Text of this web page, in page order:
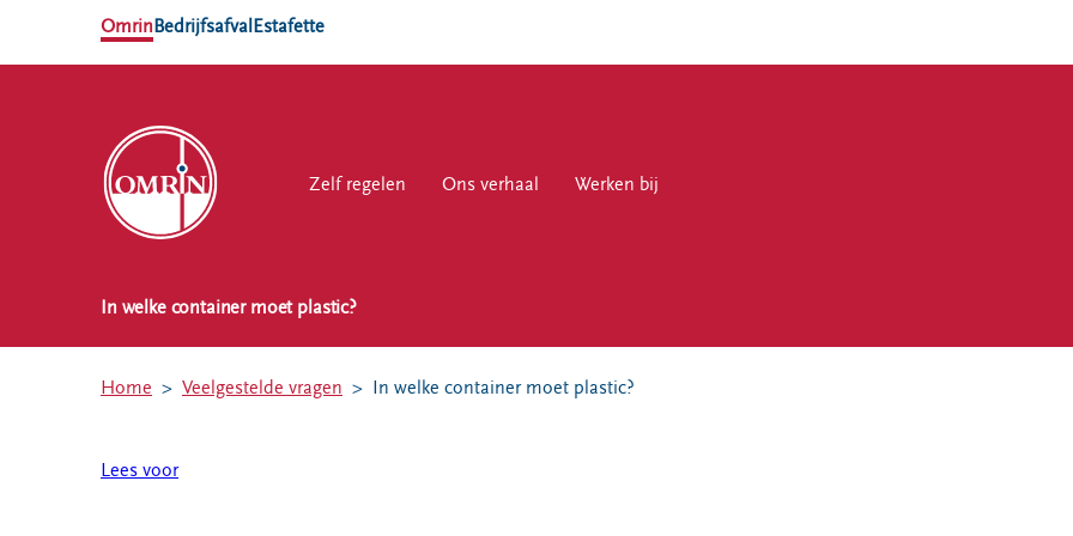
OmrinBedrijfsafval Estafette
Zelf regelen Ons verhaal Werken bij
Zelf regelen Ons verhaal Werken bij
EN
verhaal
bij
In welke container moet plastic?
Home Veelgestelde vragen In welke container moet plastic?
Lees voor